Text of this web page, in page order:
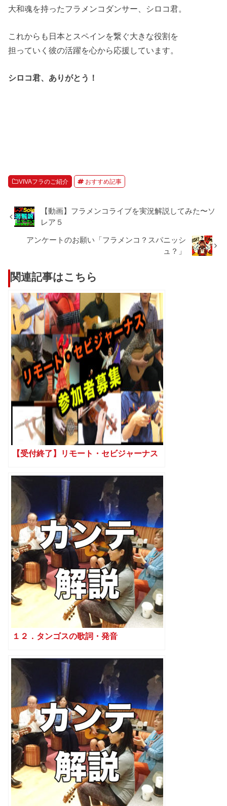
大和魂を持ったフラメンコダンサー、シロコ君。
これからも日本とスペインを繋ぐ大きな役割を
担っていく彼の活躍を心から応援しています。
シロコ君、ありがとう！
VIVAフラのご紹介 おすすめ記事
【動画】フラメンコライブを実況解説してみた〜ソ
レア５
アンケートのお願い「フラメンコ？スパニッシ
ュ？」
関連記事はこちら
【受付終了】リモート・セビジャーナス
１２．タンゴスの歌詞・発音